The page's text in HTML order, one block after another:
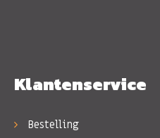
Klantenservice
Bestelling